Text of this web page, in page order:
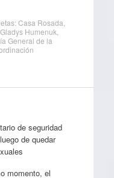
Casa Rosada
Gladys Humenuk
General de la
de seguridad
de quedar
momento, el